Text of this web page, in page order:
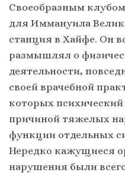
Своеобразным
для Иммануила
станция в Хайфе. Он
размышлял о
деятельности,
своей врачебной
которых
причиной тяжелых
функции отдельных
Нередко кажущиеся
нарушения были